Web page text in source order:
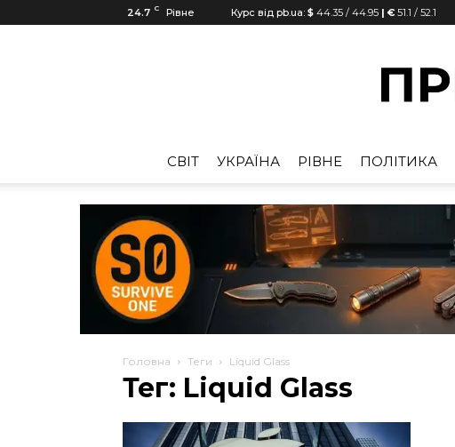
24.7 C Рівне Курс від pb.ua: $ 44.35 / 44.95 | € 51.1 / 52.1
CВІТ УКРАЇНА РІВНЕ ПОЛІТИКА
Головна Теги Liquid Glass
Тег: Liquid Glass